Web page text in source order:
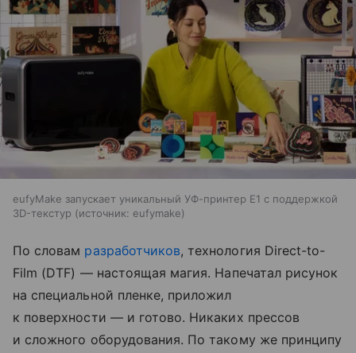
eufyMake запускает уникальный УФ-принтер E1 с поддержкой
3D-текстур
источник: eufymake
По словам разработчиков, технология Direct-to-
Film (DTF) — настоящая магия. Напечатал рисунок
на специальной пленке, приложил
к поверхности — и готово. Никаких прессов
и сложного оборудования. По такому же принципу